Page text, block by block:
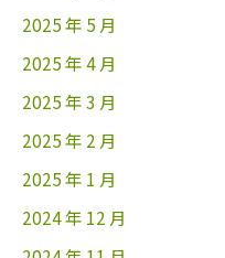
2025 年 5 月
2025 年 4 月
2025 年 3 月
2025 年 2 月
2025 年 1 月
2024 年 12 月